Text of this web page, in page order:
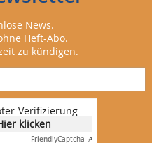
News.
Heft-Abo.
zu kündigen.
Verifizierung
klicken
FriendlyCaptcha ⇗